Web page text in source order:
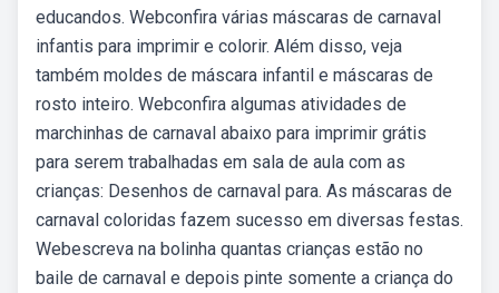
educandos. Webconfira várias máscaras de carnaval
infantis para imprimir e colorir. Além disso, veja
também moldes de máscara infantil e máscaras de
rosto inteiro. Webconfira algumas atividades de
marchinhas de carnaval abaixo para imprimir grátis
para serem trabalhadas em sala de aula com as
crianças: Desenhos de carnaval para. As máscaras de
carnaval coloridas fazem sucesso em diversas festas.
Webescreva na bolinha quantas crianças estão no
baile de carnaval e depois pinte somente a criança do